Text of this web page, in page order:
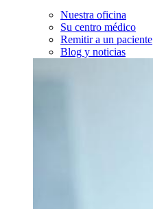
Nuestra oficina
Su centro médico
Remitir a un paciente
Blog y noticias